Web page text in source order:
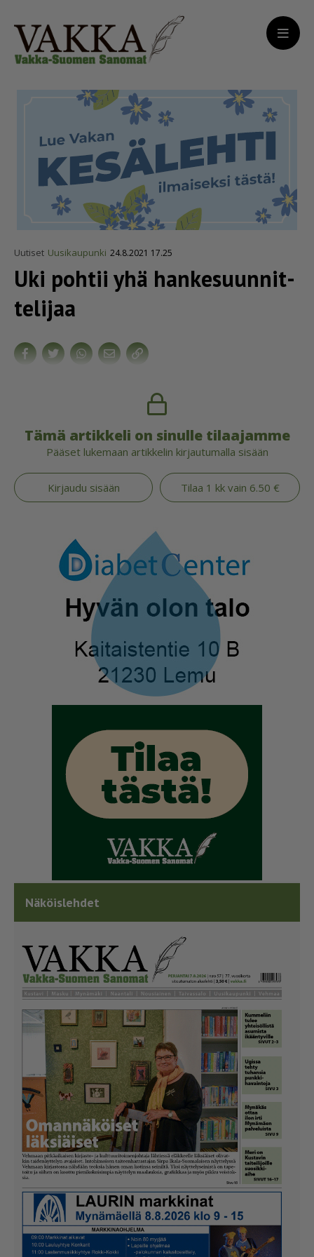
Uutiset Uusikaupunki 24.8.2021 17.25
Uki pohtii yhä hanke­suun­nit­
te­lijaa
Tämä artikkeli on sinulle tilaajamme
Pääset lukemaan artikkelin kirjautumalla sisään
Kirjaudu sisään Tilaa 1 kk vain 6.50 €
Näköislehdet